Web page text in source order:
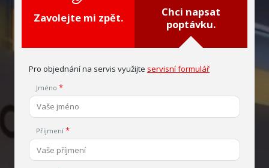
Zavolejte mi zpět.
Chci napsat
poptávku.
Pro objednání na servis využijte servisní formulář
Jméno
Příjmení